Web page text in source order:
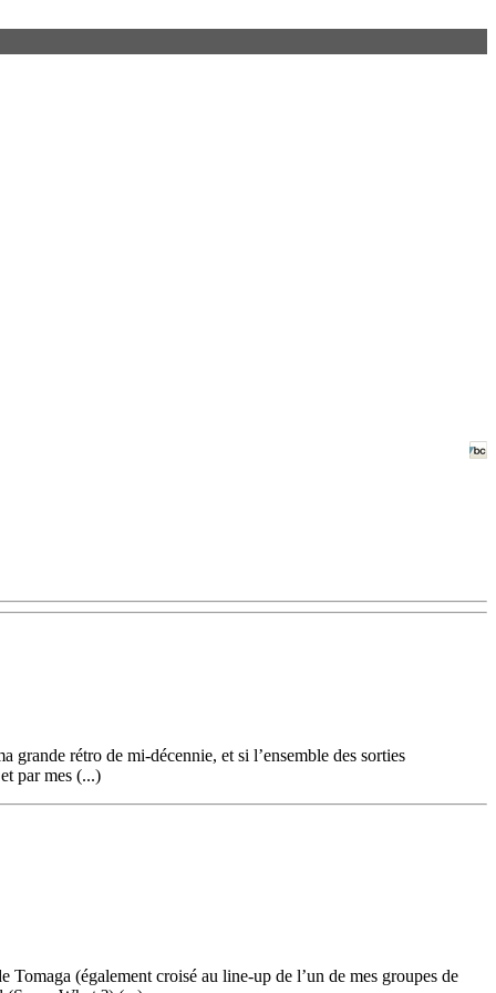
grande rétro de mi-décennie, et si l’ensemble des sorties
par mes (...)
(également croisé au line-up de l’un de mes groupes de